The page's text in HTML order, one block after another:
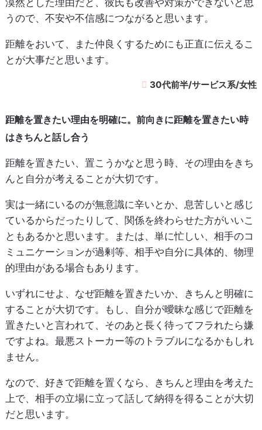
うので、不安や不信感につながると思います。
距離をおいて、また仲良くするためにも正直に伝えるこ
とが大事だと思います。
30代前半/サービス系/女性
距離を置きたい理由を明確に。前向きに距離を置きたい時
はきちんと話し合う
距離を置きたい、置こうかなと思う時、その理由をきち
んと自分が考えることが大切です。
実は一緒にいるのが無意識に辛いとか、息苦しいと感じ
ているからだったりして、関係を終わらせた方がいいこ
ともあるかと思います。または、単に忙しい、相手のコ
ミュニケーションが過剰等、相手や自分に具体的、物理
的理由がある場合もあります。
いずれにせよ、なぜ距離を置きたいか、きちんと明確に
することが大切です。もし、自分が曖昧な感じで距離を
置きたいと言われて、そのあと長く待ってフラれたら嫌
ですよね。最悪ストーカー等のトラブルになるかもしれ
ません。
なので、好きで距離を置くなら、きちんと理由を考えた
上で、相手の立場に立って話して納得を得ることが大切
だと思います。